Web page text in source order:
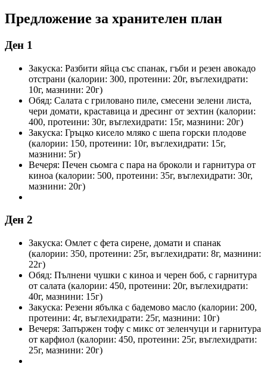
Предложение за хранителен план
Ден 1
Закуска: Разбити яйца със спанак, гъби и резен авокадо
отстрани (калории: 300, протеини: 20г, въглехидрати:
10г, мазнини: 20г)
Обяд: Салата с гриловано пиле, смесени зелени листа,
чери домати, краставица и дресинг от зехтин (калории:
400, протеини: 30г, въглехидрати: 15г, мазнини: 20г)
Закуска: Гръцко кисело мляко с шепа горски плодове
(калории: 150, протеини: 10г, въглехидрати: 15г,
мазнини: 5г)
Вечеря: Печен сьомга с пара на броколи и гарнитура от
киноа (калории: 500, протеини: 35г, въглехидрати: 30г,
мазнини: 20г)
Ден 2
Закуска: Омлет с фета сирене, домати и спанак
(калории: 350, протеини: 25г, въглехидрати: 8г, мазнини:
22г)
Обяд: Пълнени чушки с киноа и черен боб, с гарнитура
от салата (калории: 450, протеини: 20г, въглехидрати:
40г, мазнини: 15г)
Закуска: Резени ябълка с бадемово масло (калории: 200,
протеини: 4г, въглехидрати: 25г, мазнини: 10г)
Вечеря: Запържен тофу с микс от зеленчуци и гарнитура
от карфиол (калории: 450, протеини: 25г, въглехидрати:
25г, мазнини: 20г)